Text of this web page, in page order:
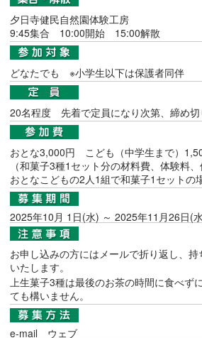
夕日寺健民自然園体験工房
9:45集合 10:00開始 15:00解散
どなたでも ※小学生以下は保護者同伴
20名程度 先着で定員になり次第、締め切
おとな3,000円 こども（中学生まで）
（和菓子3種1セット分の材料費、体験料、
おとなこどもの2人1組で和菓子1セットの
2025年10月 1日(水) ～ 2025年11月26日(
お申し込みの方にはメールで折り返し、
いたします。
上生菓子3種は最後のお茶の時間に食べず
ても構いません。
e-mail ウェブ